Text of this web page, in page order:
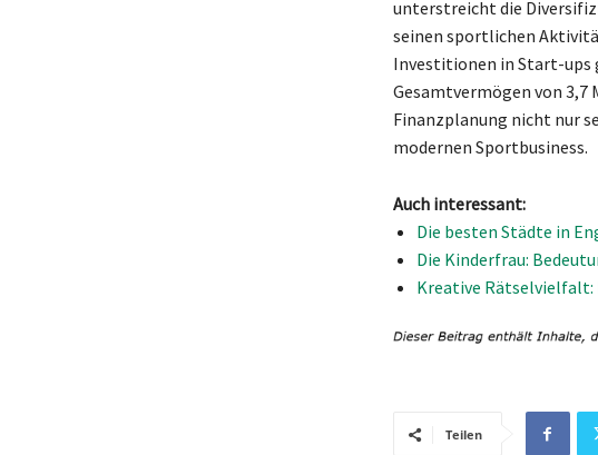
unterstreicht die
seinen sportlichen
Investitionen in Start-ups
Gesamtvermögen von
Finanzplanung nicht nur
modernen Sportbusiness.
Auch interessant:
Die besten Städte in
Die Kinderfrau:
Kreative
Teilen